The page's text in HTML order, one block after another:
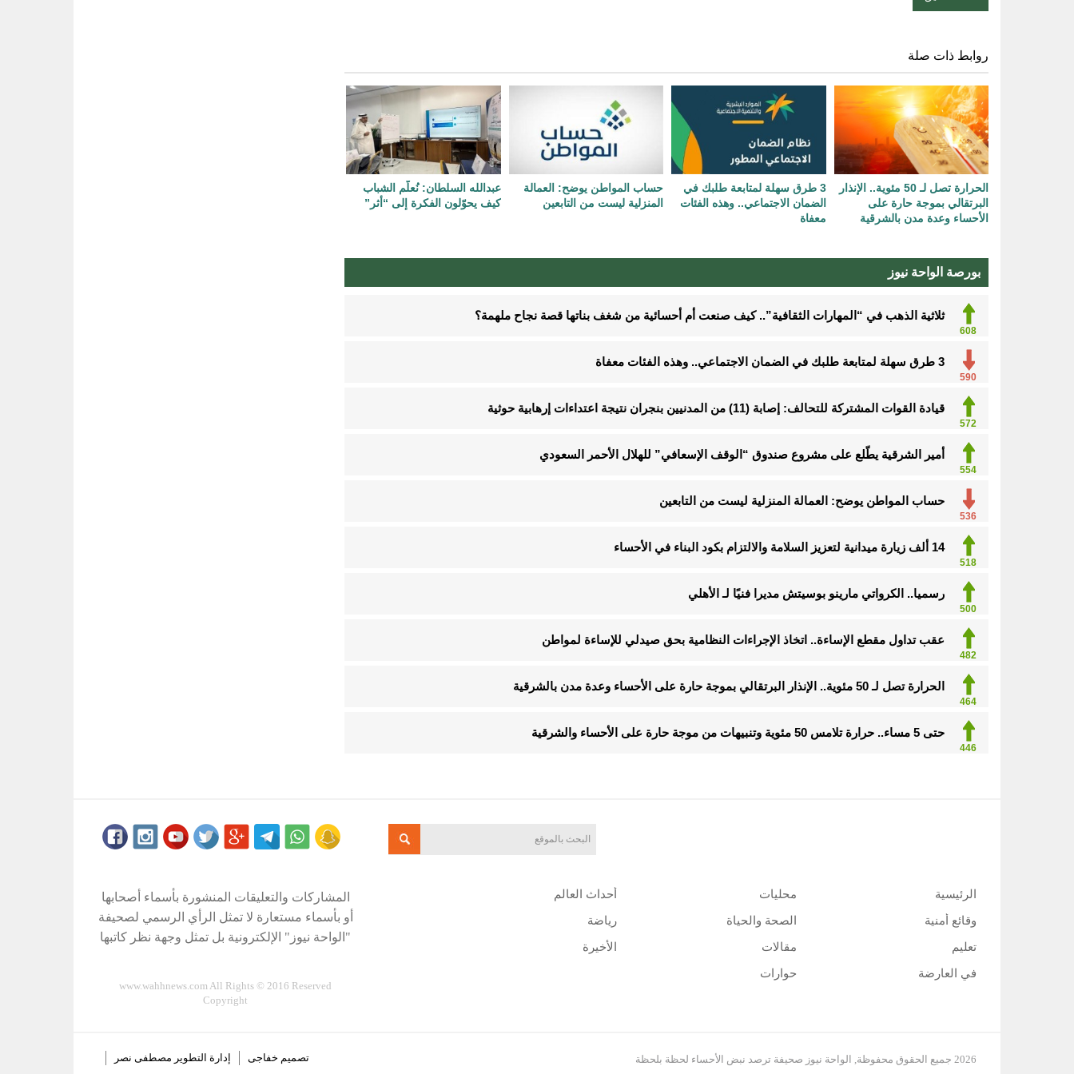
روابط ذات صلة
الحرارة تصل لـ 50 مئوية.. الإنذار
البرتقالي بموجة حارة على
الأحساء وعدة مدن بالشرقية
3 طرق سهلة لمتابعة طلبك في
الضمان الاجتماعي.. وهذه الفئات
معفاة
حساب المواطن يوضح: العمالة
المنزلية ليست من التابعين
عبدالله السلطان: نُعلّم الشباب
كيف يحوّلون الفكرة إلى “أثر”
بورصة الواحة نيوز
608
ثلاثية الذهب في “المهارات الثقافية”.. كيف صنعت أم أحسائية من شغف بناتها قصة نجاح ملهمة؟
590
3 طرق سهلة لمتابعة طلبك في الضمان الاجتماعي.. وهذه الفئات معفاة
572
قيادة القوات المشتركة للتحالف: إصابة (11) من المدنيين بنجران نتيجة اعتداءات إرهابية حوثية
554
أمير الشرقية يطّلع على مشروع صندوق “الوقف الإسعافي” للهلال الأحمر السعودي
536
حساب المواطن يوضح: العمالة المنزلية ليست من التابعين
518
14 ألف زيارة ميدانية لتعزيز السلامة والالتزام بكود البناء في الأحساء
500
رسميا.. الكرواتي مارينو بوسيتش مديرا فنيًا لـ الأهلي
482
عقب تداول مقطع الإساءة.. اتخاذ الإجراءات النظامية بحق صيدلي للإساءة لمواطن
464
الحرارة تصل لـ 50 مئوية.. الإنذار البرتقالي بموجة حارة على الأحساء وعدة مدن بالشرقية
446
حتى 5 مساء.. حرارة تلامس 50 مئوية وتنبيهات من موجة حارة على الأحساء والشرقية
الرئيسية محليات أحداث العالم
وقائع أمنية الصحة والحياة رياضة
تعليم مقالات الأخيرة
في العارضة حوارات
المشاركات والتعليقات المنشورة بأسماء أصحابها
أو بأسماء مستعارة لا تمثل الرأي الرسمي لصحيفة
"الواحة نيوز" الإلكترونية بل تمثل وجهة نظر كاتبها
www.wahhnews.com All Rights © 2016 Reserved
Copyright
2026 جميع الحقوق محفوظة, الواحة نيوز صحيفة ترصد نبض الأحساء لحظة بلحظة تصميم خفاجى إدارة التطوير مصطفى نصر